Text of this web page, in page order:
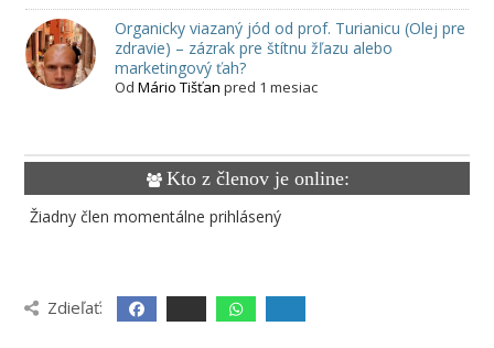
Organicky viazaný jód od prof. Turianicu (Olej pre
zdravie) – zázrak pre štítnu žľazu alebo
marketingový ťah?
Od Mário Tišťan pred 1 mesiac
Kto z členov je online:
Žiadny člen momentálne prihlásený
Zdieľať: